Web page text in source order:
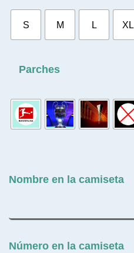
S M L XL
Parches
Nombre en la camiseta
Número en la camiseta